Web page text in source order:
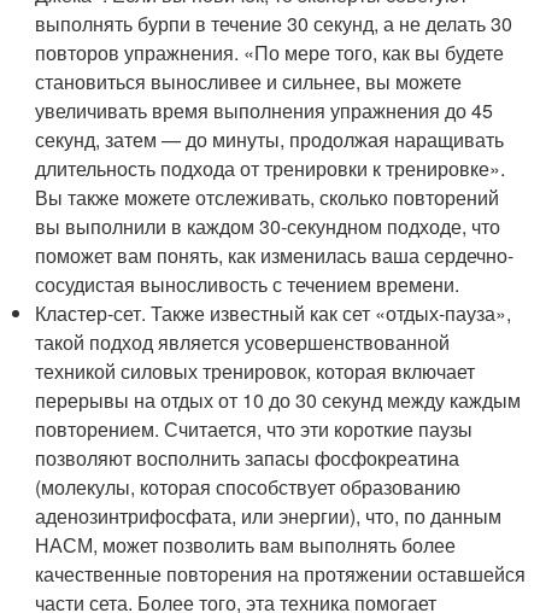
выполнять бурпи в течение 30 секунд, а не делать 30
повторов упражнения. «По мере того, как вы будете
становиться выносливее и сильнее, вы можете
увеличивать время выполнения упражнения до 45
секунд, затем — до минуты, продолжая наращивать
длительность подхода от тренировки к тренировке».
Вы также можете отслеживать, сколько повторений
вы выполнили в каждом 30-секундном подходе, что
поможет вам понять, как изменилась ваша сердечно-
сосудистая выносливость с течением времени.
Кластер-сет. Также известный как сет «отдых-пауза»,
такой подход является усовершенствованной
техникой силовых тренировок, которая включает
перерывы на отдых от 10 до 30 секунд между каждым
повторением. Считается, что эти короткие паузы
позволяют восполнить запасы фосфокреатина
(молекулы, которая способствует образованию
аденозинтрифосфата, или энергии), что, по данным
НАСМ, может позволить вам выполнять более
качественные повторения на протяжении оставшейся
части сета. Более того, эта техника помогает